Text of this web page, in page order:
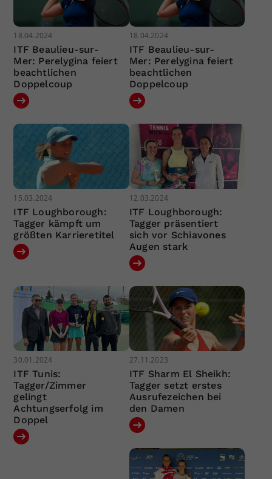
18.04.2024
ITF Beaulieu-sur-
Mer: Perelygina feiert
beachtlichen
Doppelcoup
18.04.2024
ITF Beaulieu-sur-
Mer: Perelygina feiert
beachtlichen
Doppelcoup
15.03.2024
ITF Loughborough:
Tagger kämpft um
größten Karrieretitel
12.03.2024
ITF Loughborough:
Tagger präsentiert
sich vor Schiavones
Augen stark
30.01.2024
ITF Tunis:
Tagger/Zimmer
gelingt
Achtungserfolg im
Doppel
27.11.2023
ITF Sharm El Sheikh:
Tagger setzt erstes
Ausrufezeichen bei
den Damen